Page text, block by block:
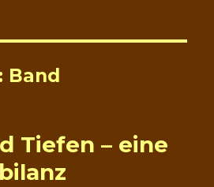
Band
Tiefen – eine